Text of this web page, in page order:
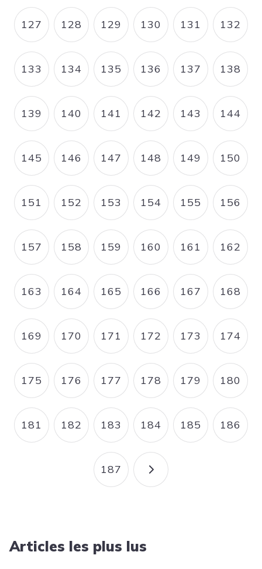
PAGE
127 PAGE
128 PAGE
129 PAGE
130 PAGE
131 PAGE
132
PAGE
133 PAGE
134 PAGE
135 PAGE
136 PAGE
137 PAGE
138
PAGE
139 PAGE
140 PAGE
141 PAGE
142 PAGE
143 PAGE
144
PAGE
145 PAGE
146 PAGE
147 PAGE
148 PAGE
149 PAGE
150
PAGE
151 PAGE
152 PAGE
153 PAGE
154 PAGE
155 PAGE
156
PAGE
157 PAGE
158 PAGE
159 PAGE
160 PAGE
161 PAGE
162
PAGE
163 PAGE
164 PAGE
165 PAGE
166 PAGE
167 PAGE
168
PAGE
169 PAGE
170 PAGE
171 PAGE
172 PAGE
173 PAGE
174
PAGE
175 PAGE
176 PAGE
177 PAGE
178 PAGE
179 PAGE
180
PAGE
181 PAGE
182 PAGE
183 PAGE
184 PAGE
185 PAGE
186
PAGE
187 PAGE SUIVANTE
Articles les plus lus